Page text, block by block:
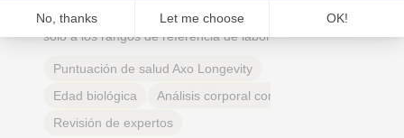
posición con respecto a los rangos óptimos reales, no
solo a los rangos de referencia de laboratorio.
Puntuación de salud Axo Longevity
Edad biológica
Análisis corporal completo
Revisión de expertos